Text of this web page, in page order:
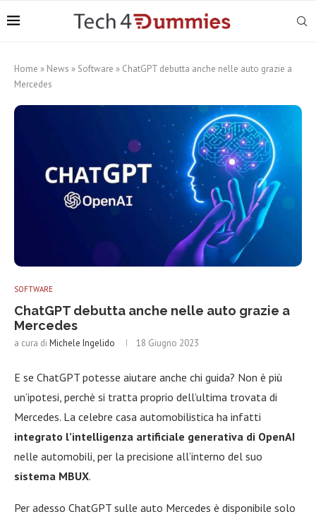
Home » News » Software » ChatGPT debutta anche nelle auto grazie a
Mercedes
SOFTWARE
ChatGPT debutta anche nelle auto grazie a
Mercedes
a cura di Michele Ingelido 18 Giugno 2023
E se ChatGPT potesse aiutare anche chi guida? Non è più
un’ipotesi, perchè si tratta proprio dell’ultima trovata di
Mercedes. La celebre casa automobilistica ha infatti
integrato l’intelligenza artificiale generativa di OpenAI
nelle automobili, per la precisione all’interno del suo
sistema MBUX.
Per adesso ChatGPT sulle auto Mercedes è disponibile solo